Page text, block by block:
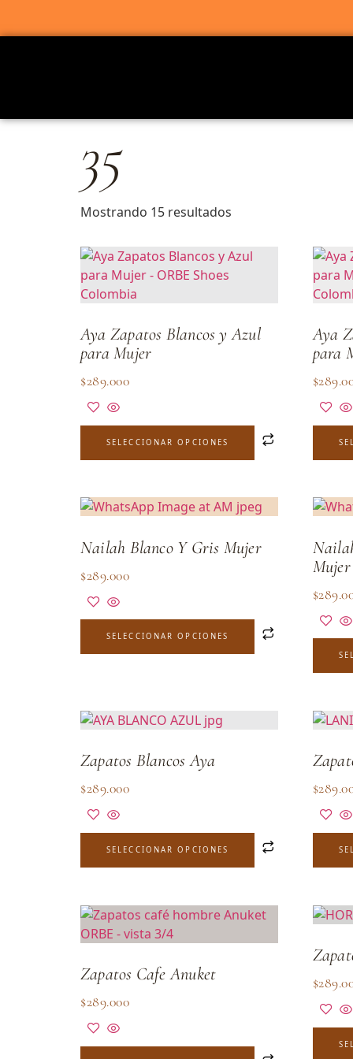
35
Mostrando 15 resultados
Aya Zapatos Blancos y Azul
para Mujer
$289.000
SELECCIONAR OPCIONES
Aya
para
$
Nailah Blanco Y Gris Mujer
$289.000
SELECCIONAR OPCIONES
Mujer
$
Zapatos Blancos Aya
$289.000
SELECCIONAR OPCIONES
$
Zapatos Cafe Anuket
$289.000
$